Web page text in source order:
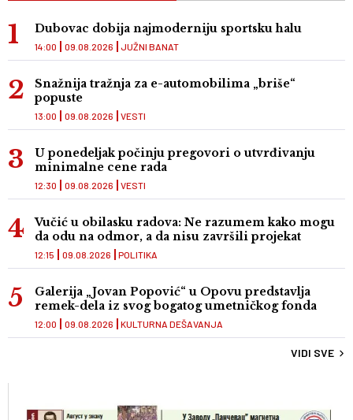
Dubovac dobija najmoderniju sportsku halu
JUŽNI BANAT
14:00 09.08.2026
Snažnija tražnja za e-automobilima „briše“
popuste
VESTI
13:00 09.08.2026
U ponedeljak počinju pregovori o utvrđivanju
minimalne cene rada
VESTI
12:30 09.08.2026
Vučić u obilasku radova: Ne razumem kako mogu
da odu na odmor, a da nisu završili projekat
POLITIKA
12:15 09.08.2026
Galerija „Jovan Popović“ u Opovu predstavlja
remek-dela iz svog bogatog umetničkog fonda
KULTURNA DEŠAVANJA
12:00 09.08.2026
VIDI SVE